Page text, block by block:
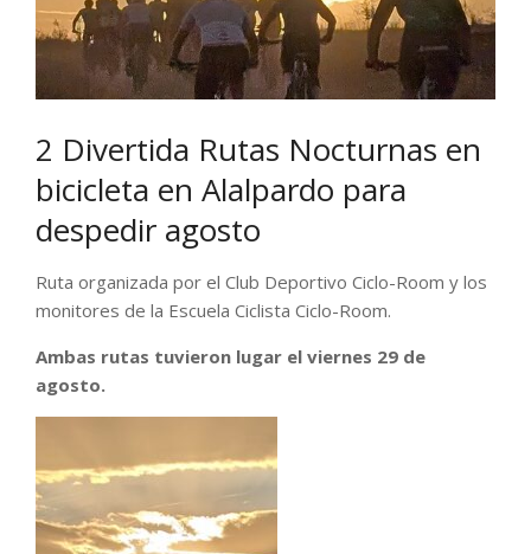
2 Divertida Rutas Nocturnas en
bicicleta en Alalpardo para
despedir agosto
Ruta organizada por el Club Deportivo Ciclo-Room y los
monitores de la Escuela Ciclista Ciclo-Room.
Ambas rutas tuvieron lugar el viernes 29 de
agosto.